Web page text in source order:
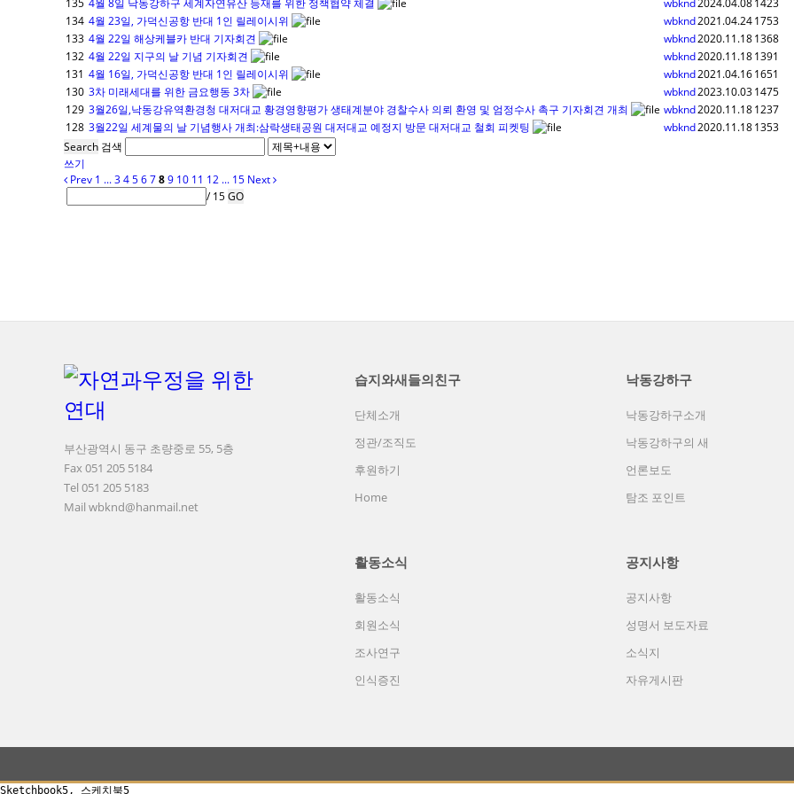
135 4월 8일 낙동강하구 세계자연유산 등재를 위한 정책협약 체결 wbknd2024.04.081423
134 4월 23일, 가덕신공항 반대 1인 릴레이시위 wbknd2021.04.241753
133 4월 22일 해상케블카 반대 기자회견 wbknd2020.11.181368
132 4월 22일 지구의 날 기념 기자회견 wbknd2020.11.181391
131 4월 16일, 가덕신공항 반대 1인 릴레이시위 wbknd2021.04.161651
130 3차 미래세대를 위한 금요행동 3차 wbknd2023.10.031475
129 3월26일,낙동강유역환경청 대저대교 황경영향평가 생태계분야 경찰수사 의뢰 환영 및 엄정수사 촉구 기자회견 개최 wbknd2020.11.181237
128 3월22일 세계물의 날 기념행사 개최:삼락생태공원 대저대교 예정지 방문 대저대교 철회 피켓팅 wbknd2020.11.181353
Search 검색
쓰기
Prev 1 ...3456789 10 11 12 ... 15 Next
/ 15GO
부산광역시 동구 초량중로 55, 5층
Fax 051 205 5184
Tel 051 205 5183
Mail wbknd@hanmail.net
습지와새들의친구
단체소개
정관/조직도
후원하기
Home
낙동강하구
낙동강하구소개
낙동강하구의 새
언론보도
탐조 포인트
활동소식
활동소식
회원소식
조사연구
인식증진
공지사항
공지사항
성명서 보도자료
소식지
자유게시판
Sketchbook5, 스케치북5